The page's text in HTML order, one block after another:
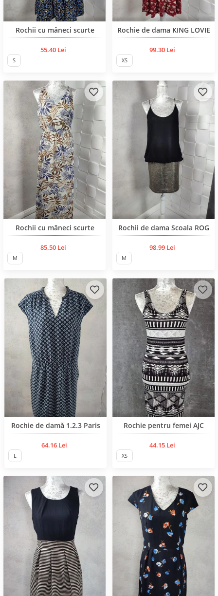
BESTSELLER
Rochii cu mâneci scurte
55.40 Lei
S
BESTSELLER
Rochie de dama KING LOVIE
99.30 Lei
XS
BESTSELLER
Rochii cu mâneci scurte
85.50 Lei
M
BESTSELLER
Rochii de dama Scoala ROG
98.99 Lei
M
Rochie de damă 1.2.3 Paris
64.16 Lei
L
Rochie pentru femei AJC
44.15 Lei
XS